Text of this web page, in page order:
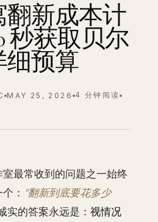
新成本计
秒获取贝尔
细预算
MAY 25, 2026 4 分钟阅读
室最常收到的问题之一始终
： “翻新到底要花多少
实的答案永远是：视情况